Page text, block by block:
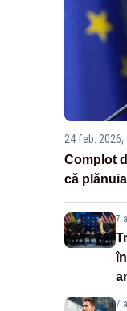
24 feb. 2026,
Complot
că
7
7